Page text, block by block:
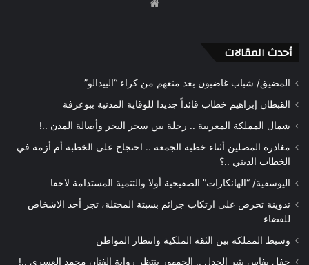
أحدث المقالات
المضيق/ شباب غاضبون بعد منعهم من كراء “البيدالو”
القبطان إبراهيم خطاب قائداً جديدا للوقاية المدنية ببوعرفة
شمال المملكة المغربية .. رحلة بين سحر البحر وأصالة المدن ..!
مغادرة المصلين أثناء خطبة الجمعة .. احتجاج على الخطبة أم أزمة في
الخطاب الديني ..؟
اليوسفية/ “الهانكارات” الصفيحية أولا والتنمية المستدامة لاحقا
تدوينة تحرض على ارتكاب جرائم بسبتة المحتلة، تجر أحد الاشخاص
للقضاء
وسيط المملكة بين الثقة الملكية وانتظار المواطن
حفل بفاس يثير الجدل .. الجمهور ينتظر رواية الفنان محمد العسري ..!